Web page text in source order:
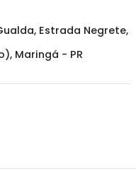
Estrada Negrete,
Maringá - PR